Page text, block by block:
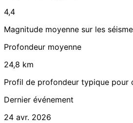
4,4
Magnitude moyenne sur les
Profondeur moyenne
24,8 km
Profil de profondeur typique pour
Dernier événement
24 avr. 2026